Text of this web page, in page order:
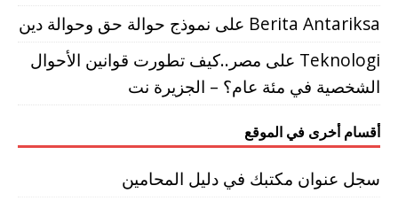
Berita Antariksa على نموذج حوالة حق وحوالة دين
Teknologi على مصر..كيف تطورت قوانين الأحوال
الشخصية في مئة عام؟ – الجزيرة نت
أقسام أخرى في الموقع
سجل عنوان مكتبك في دليل المحامين